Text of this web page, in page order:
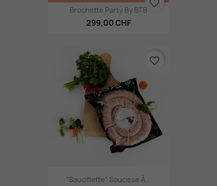
Brochette Party By BTB
299,00 CHF
favorite_border
“Sauciflette” Saucisse À...
favorite_border